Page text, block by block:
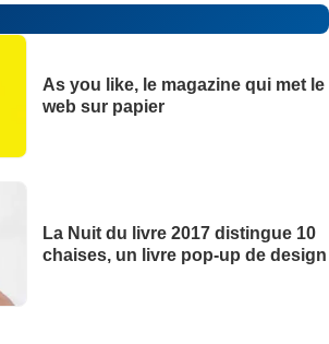
As you like, le magazine qui met le
web sur papier
La Nuit du livre 2017 distingue 10
chaises, un livre pop-up de design